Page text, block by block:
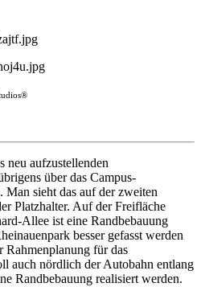
neu aufzustellenden
über das Campus-
sieht das auf der zweiten
Platzhalter. Auf der Freifläche
Allee ist eine Randbebauung
besser gefasst werden
Rahmenplanung für das
auch nördlich der Autobahn entlang
Randbebauung realisiert werden.